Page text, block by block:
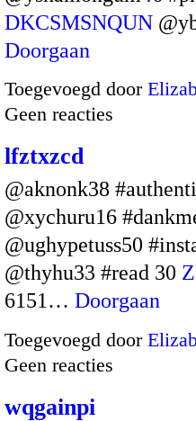
DKCSMSNQUN
Doorgaan
Toegevoegd door
Geen reacties
lfztxzcd
@aknonk38
@xychuru16
@ughypetuss50
@thyhu33 #read 30
6151… Doorgaan
Toegevoegd door
Geen reacties
wqgainpi